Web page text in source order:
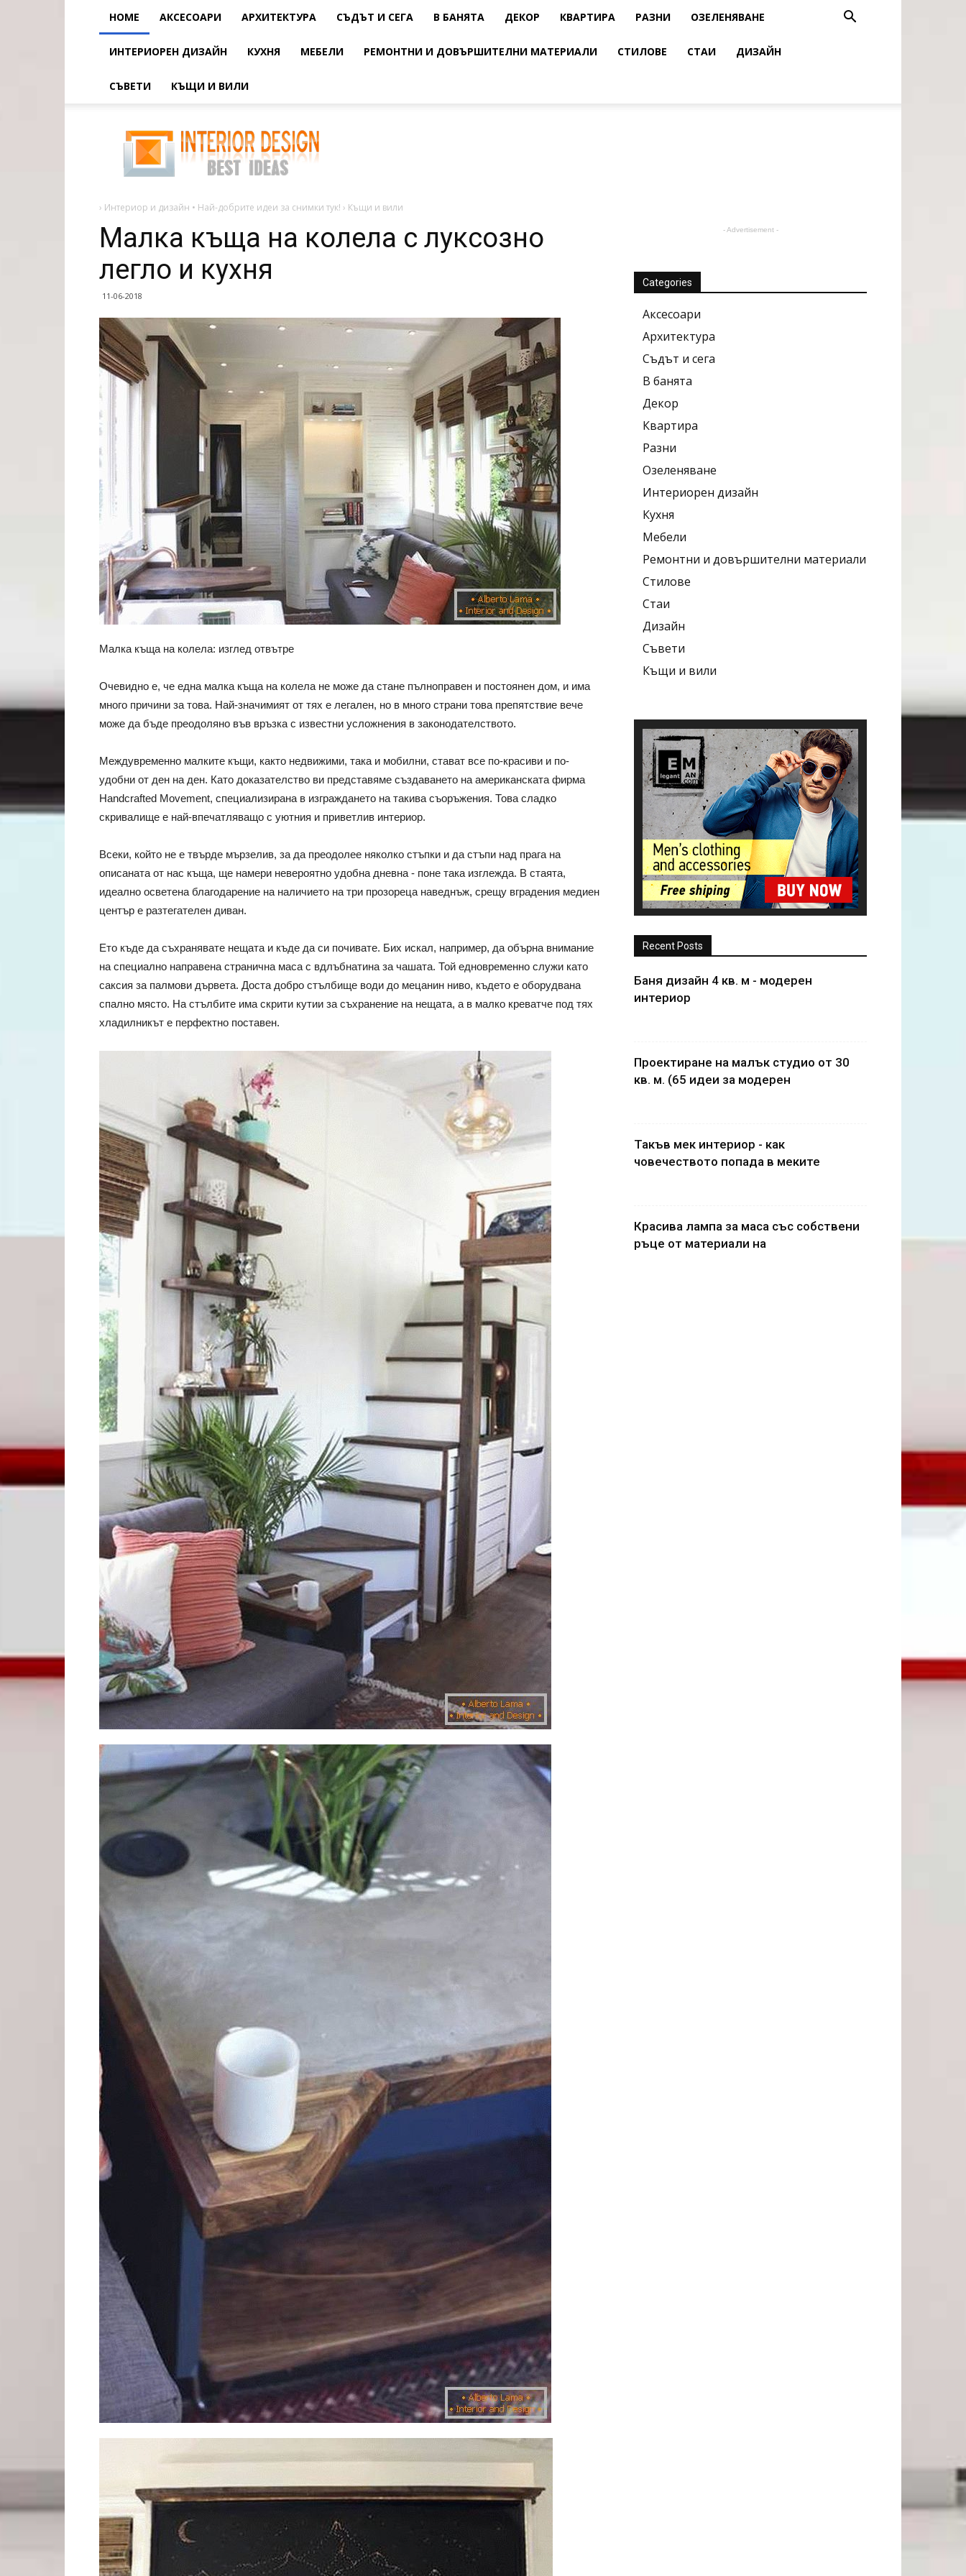
HOME АКСЕСОАРИ АРХИТЕКТУРА СЪДЪТ И СЕГА В БАНЯТА ДЕКОР КВАРТИРА РАЗНИ ОЗЕЛЕНЯВАНЕ
ИНТЕРИОРЕН ДИЗАЙН КУХНЯ МЕБЕЛИ РЕМОНТНИ И ДОВЪРШИТЕЛНИ МАТЕРИАЛИ СТИЛОВЕ СТАИ ДИЗАЙН
СЪВЕТИ КЪЩИ И ВИЛИ
къща
на
колела
с
луксозно
кухня
› Интериор и дизайн • Най-добрите идеи за снимки тук! › Къщи и вили
Малка къща на колела с луксозно
легло и кухня
11-06-2018
Малка къща на колела: изглед отвътре
Очевидно е, че една малка къща на колела не може да стане пълноправен и постоянен дом, и има
много причини за това. Най-значимият от тях е легален, но в много страни това препятствие вече
може да бъде преодоляно във връзка с известни усложнения в законодателството.
Междувременно малките къщи, както недвижими, така и мобилни, стават все по-красиви и по-
удобни от ден на ден. Като доказателство ви представяме създаването на американската фирма
Handcrafted Movement, специализирана в изграждането на такива съоръжения. Това сладко
скривалище е най-впечатляващо с уютния и приветлив интериор.
Всеки, който не е твърде мързелив, за да преодолее няколко стъпки и да стъпи над прага на
описаната от нас къща, ще намери невероятно удобна дневна - поне така изглежда. В стаята,
идеално осветена благодарение на наличието на три прозореца наведнъж, срещу вградения медиен
център е разтегателен диван.
Ето къде да съхранявате нещата и къде да си почивате. Бих искал, например, да обърна внимание
на специално направена странична маса с вдлъбнатина за чашата. Той едновременно служи като
саксия за палмови дървета. Доста добро стълбище води до мецанин ниво, където е оборудвана
спално място. На стълбите има скрити кутии за съхранение на нещата, а в малко креватче под тях
хладилникът е перфектно поставен.
- Advertisement -
Categories
Аксесоари
Архитектура
Съдът и сега
В банята
Декор
Квартира
Разни
Озеленяване
Интериорен дизайн
Кухня
Мебели
Ремонтни и довършителни материали
Стилове
Стаи
Дизайн
Съвети
Къщи и вили
Recent Posts
Баня дизайн 4 кв. м - модерен
интериор
Проектиране на малък студио от 30
кв. м. (65 идеи за модерен
Такъв мек интериор - как
човечеството попада в меките
Красива лампа за маса със собствени
ръце от материали на